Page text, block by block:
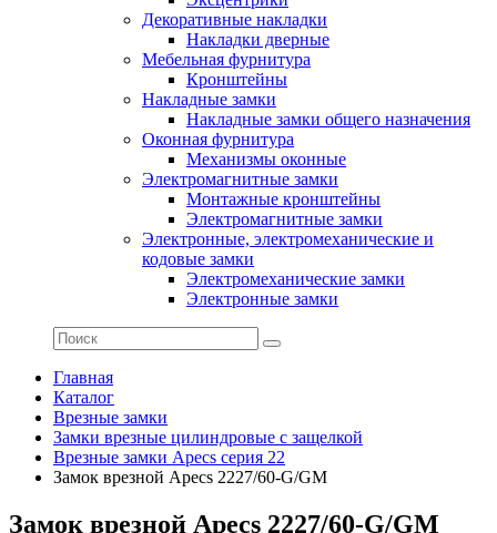
Декоративные накладки
Накладки дверные
Мебельная фурнитура
Кронштейны
Накладные замки
Накладные замки общего назначения
Оконная фурнитура
Механизмы оконные
Электромагнитные замки
Монтажные кронштейны
Электромагнитные замки
Электронные, электромеханические и
кодовые замки
Электромеханические замки
Электронные замки
Главная
Каталог
Врезные замки
Замки врезные цилиндровые с защелкой
Врезные замки Apecs серия 22
Замок врезной Apecs 2227/60-G/GM
Замок врезной Apecs 2227/60-G/GM